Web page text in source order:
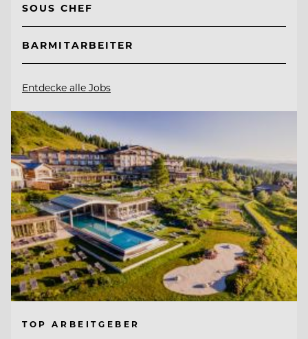
SOUS CHEF
BARMITARBEITER
Entdecke alle Jobs
TOP ARBEITGEBER